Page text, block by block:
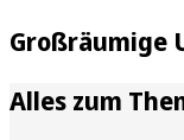
Großräumige
Alles zum